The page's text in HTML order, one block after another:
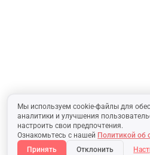
Мы используем cookie-файлы для
аналитики и улучшения
настроить свои предпочтения.
Ознакомьтесь с нашей Политикой об
Принять
Отклонить